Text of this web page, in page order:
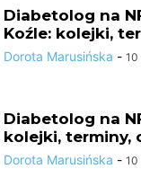
Diabetolog na
Koźle: kolejki,
Dorota Marusińska - 10
Diabetolog na
kolejki, terminy,
Dorota Marusińska - 10